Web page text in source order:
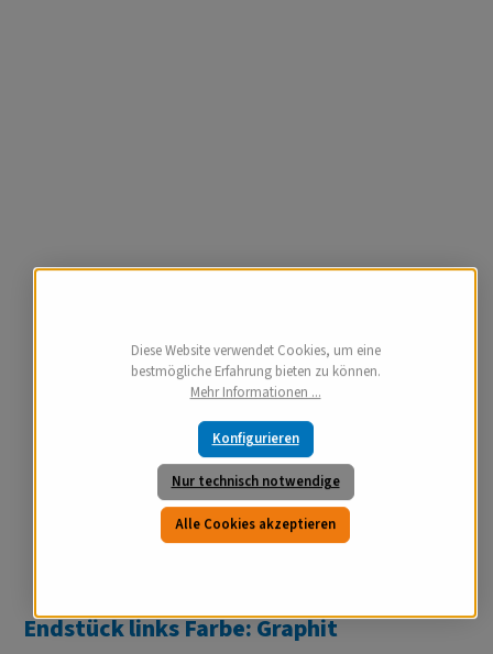
Endstück links Farbe: Graphit
Diese Website verwendet Cookies, um eine
bestmögliche Erfahrung bieten zu können.
Mehr Informationen ...
Nur technisch notwendige
Konfigurieren
Alle Cookies akzeptieren